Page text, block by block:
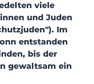
viele
und Juden
Im
entstanden
bis der
gewaltsam ein